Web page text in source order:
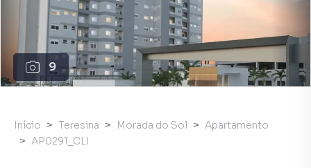
9
Início Teresina Morada do Sol
Apartamento
AP0291_CLI